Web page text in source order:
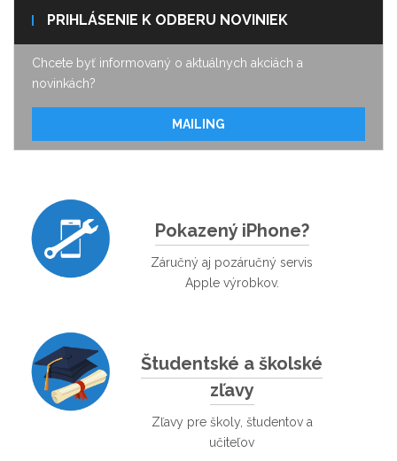
PRIHLÁSENIE K ODBERU NOVINIEK
Chcete byť informovaný o aktuálnych akciách a
novinkách?
MAILING
Pokazený iPhone?
Záručný aj pozáručný servis
Apple výrobkov.
Študentské a školské
zľavy
Zľavy pre školy, študentov a
učiteľov